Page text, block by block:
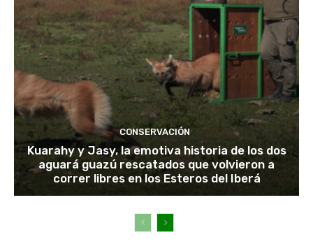
CONSERVACIÓN
Kuarahy y Jasy, la emotiva historia de los dos
aguará guazú rescatados que volvieron a
correr libres en los Esteros del Iberá